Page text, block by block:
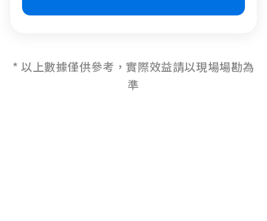
* 以上數據僅供參考，實際效益請以現場場勘為
準